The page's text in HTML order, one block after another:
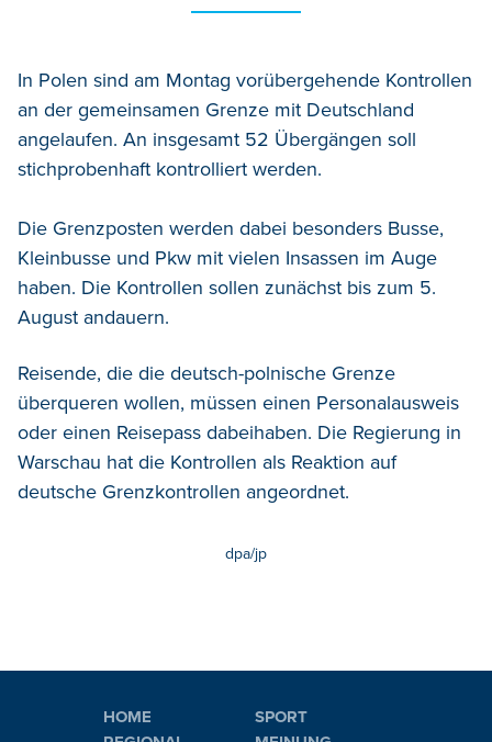
In Polen sind am Montag vorübergehende Kontrollen
an der gemeinsamen Grenze mit Deutschland
angelaufen. An insgesamt 52 Übergängen soll
stichprobenhaft kontrolliert werden.
Die Grenzposten werden dabei besonders Busse,
Kleinbusse und Pkw mit vielen Insassen im Auge
haben. Die Kontrollen sollen zunächst bis zum 5.
August andauern.
Reisende, die die deutsch-polnische Grenze
überqueren wollen, müssen einen Personalausweis
oder einen Reisepass dabeihaben. Die Regierung in
Warschau hat die Kontrollen als Reaktion auf
deutsche Grenzkontrollen angeordnet.
dpa/jp
HOME
SPORT